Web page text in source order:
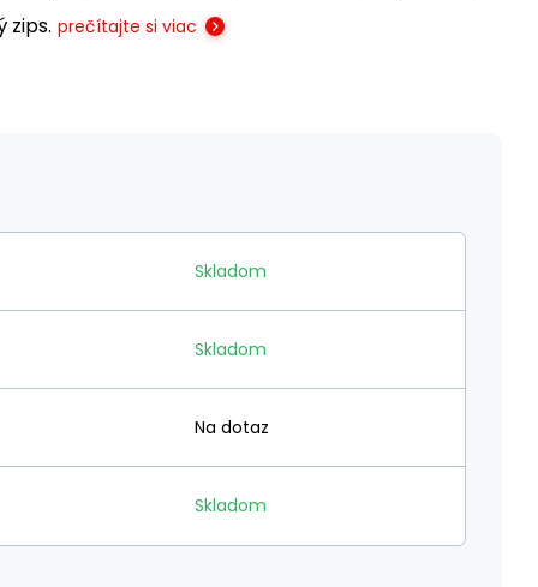
zips. prečítajte si viac
Skladom
Skladom
Na dotaz
Skladom